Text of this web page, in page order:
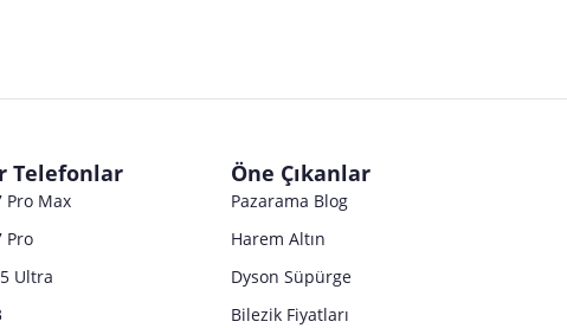
Telefonlar
Pro Max
Pro
Ultra
Öne Çıkanlar
Pazarama Blog
Harem Altın
Dyson Süpürge
Bilezik Fiyatları